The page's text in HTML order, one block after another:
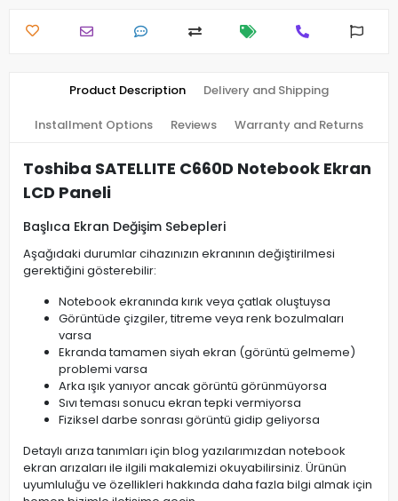
Product Description Delivery and Shipping
Installment Options Reviews Warranty and Returns
Toshiba SATELLITE C660D Notebook Ekran
LCD Paneli
Başlıca Ekran Değişim Sebepleri
Aşağıdaki durumlar cihazınızın ekranının değiştirilmesi
gerektiğini gösterebilir:
Notebook ekranında kırık veya çatlak oluştuysa
Görüntüde çizgiler, titreme veya renk bozulmaları
varsa
Ekranda tamamen siyah ekran (görüntü gelmeme)
problemi varsa
Arka ışık yanıyor ancak görüntü görünmüyorsa
Sıvı teması sonucu ekran tepki vermiyorsa
Fiziksel darbe sonrası görüntü gidip geliyorsa
Detaylı arıza tanımları için blog yazılarımızdan notebook
ekran arızaları ile ilgili makalemizi okuyabilirsiniz. Ürünün
uyumluluğu ve özellikleri hakkında daha fazla bilgi almak için